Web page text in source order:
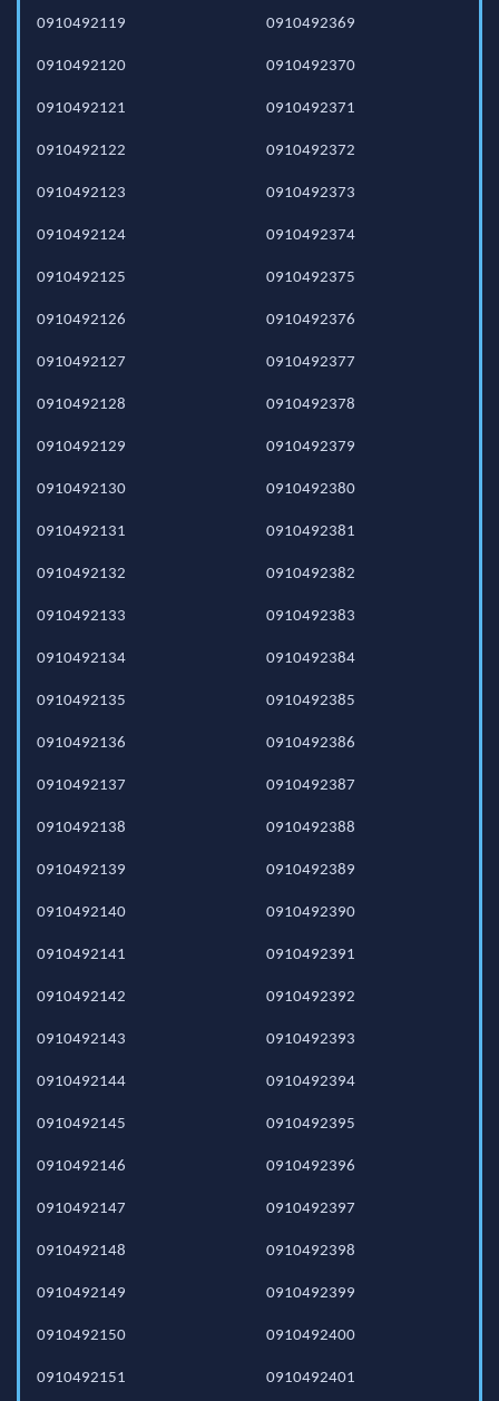
0910492119
0910492120
0910492121
0910492122
0910492123
0910492124
0910492125
0910492126
0910492127
0910492128
0910492129
0910492130
0910492131
0910492132
0910492133
0910492134
0910492135
0910492136
0910492137
0910492138
0910492139
0910492140
0910492141
0910492142
0910492143
0910492144
0910492145
0910492146
0910492147
0910492148
0910492149
0910492150
0910492151
0910492369
0910492370
0910492371
0910492372
0910492373
0910492374
0910492375
0910492376
0910492377
0910492378
0910492379
0910492380
0910492381
0910492382
0910492383
0910492384
0910492385
0910492386
0910492387
0910492388
0910492389
0910492390
0910492391
0910492392
0910492393
0910492394
0910492395
0910492396
0910492397
0910492398
0910492399
0910492400
0910492401